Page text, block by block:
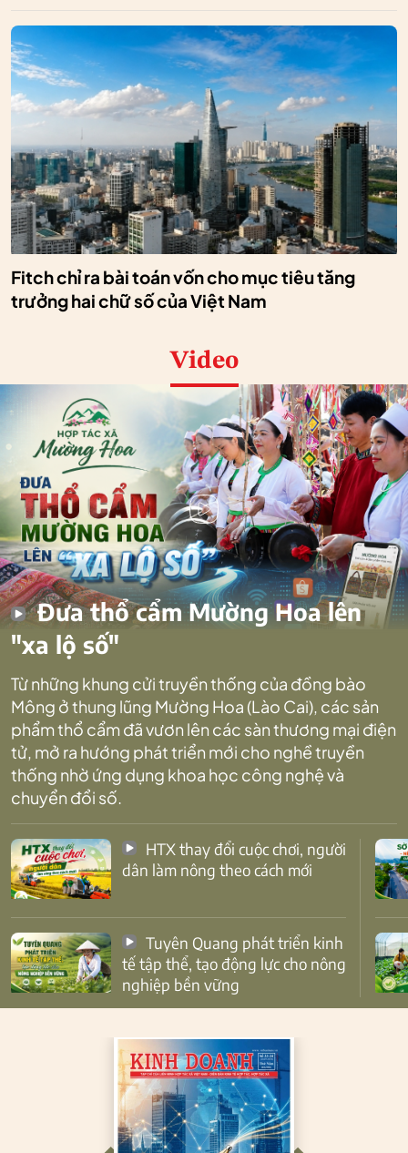
Fitch chỉ ra bài toán vốn cho mục tiêu tăng
trưởng hai chữ số của Việt Nam
Video
Đưa thổ cẩm Mường Hoa lên
"xa lộ số"
Từ những khung cửi truyền thống của đồng bào
Mông ở thung lũng Mường Hoa (Lào Cai), các sản
phẩm thổ cẩm đã vươn lên các sàn thương mại điện
tử, mở ra hướng phát triển mới cho nghề truyền
thống nhờ ứng dụng khoa học công nghệ và
chuyển đổi số.
dân làm nông theo cách mới
tế tập thể, tạo động lực cho nông
nghiệp bền vững